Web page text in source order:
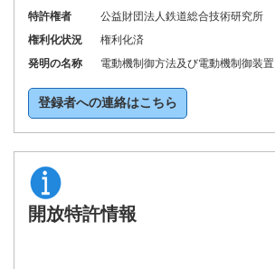
特許権者
公益財団法人鉄道総合技術研究所
権利化状況
権利化済
発明の名称
電動機制御方法及び電動機制御装置
登録者への連絡はこちら
開放特許情報